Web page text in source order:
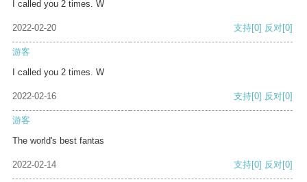
I called you 2 times. W
2022-02-20 支持[0] 反对[0]
游客
I called you 2 times. W
2022-02-16 支持[0] 反对[0]
游客
The world's best fantas
2022-02-14 支持[0] 反对[0]